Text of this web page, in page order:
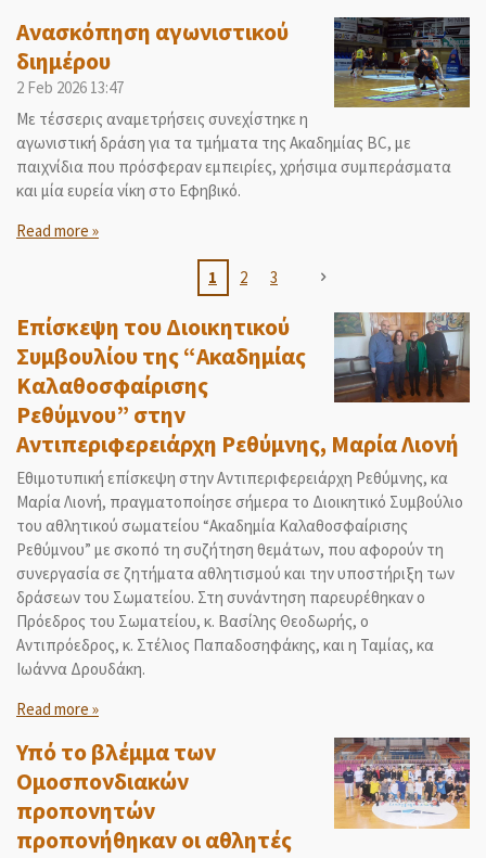
Ανασκόπηση αγωνιστικού
διημέρου
2 Feb 2026 13:47
Με τέσσερις αναμετρήσεις συνεχίστηκε η
αγωνιστική δράση για τα τμήματα της Ακαδημίας BC, με
παιχνίδια που πρόσφεραν εμπειρίες, χρήσιμα συμπεράσματα
και μία ευρεία νίκη στο Εφηβικό.
Read more »
1 2 3
Επίσκεψη του Διοικητικού
Συμβουλίου της “Ακαδημίας
Καλαθοσφαίρισης
Ρεθύμνου” στην
Αντιπεριφερειάρχη Ρεθύμνης, Μαρία Λιονή
Εθιμοτυπική επίσκεψη στην Αντιπεριφερειάρχη Ρεθύμνης, κα
Μαρία Λιονή, πραγματοποίησε σήμερα το Διοικητικό Συμβούλιο
του αθλητικού σωματείου “Ακαδημία Καλαθοσφαίρισης
Ρεθύμνου” με σκοπό τη συζήτηση θεμάτων, που αφορούν τη
συνεργασία σε ζητήματα αθλητισμού και την υποστήριξη των
δράσεων του Σωματείου. Στη συνάντηση παρευρέθηκαν ο
Πρόεδρος του Σωματείου, κ. Βασίλης Θεοδωρής, ο
Αντιπρόεδρος, κ. Στέλιος Παπαδοσηφάκης, και η Ταμίας, κα
Ιωάννα Δρουδάκη.
Read more »
Υπό το βλέμμα των
Ομοσπονδιακών
προπονητών
προπονήθηκαν οι αθλητές